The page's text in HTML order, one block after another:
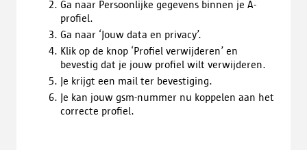
Ga naar Persoonlijke gegevens binnen je A-
profiel.
Ga naar ‘Jouw data en privacy’.
Klik op de knop ‘Profiel verwijderen’ en
bevestig dat je jouw profiel wilt verwijderen.
Je krijgt een mail ter bevestiging.
Je kan jouw gsm-nummer nu koppelen aan het
correcte profiel.